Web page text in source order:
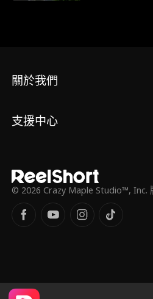
關於我們
支援中心
© 2026 Crazy Maple Studio™, Inc.